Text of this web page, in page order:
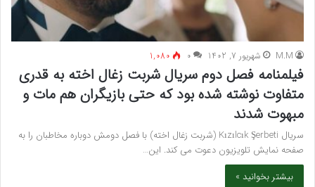
M.M شهریور 7, 1402 ۰ 1,080
فیلمنامه فصل دوم سریال شربت زغال اخته به قدری
متفاوت نوشته شده بود که حتی بازیگران هم مات و
مبهوت شدند
سریال Kızılcık Şerbeti (شربت زغال اخته) با فصل دومش دوباره مخاطبان را به
صفحه نمایش تلویزیون دعوت می کند. این…
بیشتر بخوانید »